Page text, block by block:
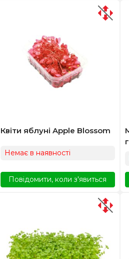
Квіти яблуні Apple Blossom
Немає в наявності
Повідомити, коли з'явиться
г